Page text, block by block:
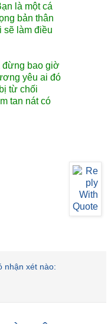
là một cá
bản thân
sẽ làm điều
đừng bao giờ
yêu ai đó
từ chối
tan nát có
nhận xét nào: